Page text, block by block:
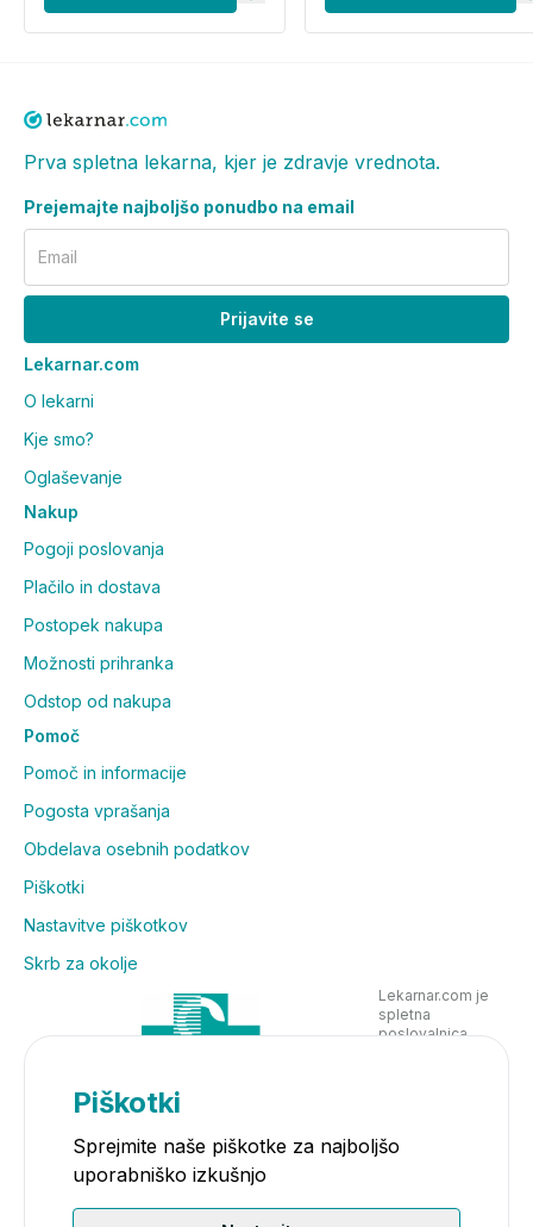
Prva spletna lekarna, kjer je zdravje vrednota.
Prejemajte najboljšo ponudbo na email
Email
Prijavite se
Lekarnar.com
O lekarni
Kje smo?
Oglaševanje
Nakup
Pogoji poslovanja
Plačilo in dostava
Postopek nakupa
Možnosti prihranka
Odstop od nakupa
Pomoč
Pomoč in informacije
Pogosta vprašanja
Obdelava osebnih podatkov
Piškotki
Nastavitve piškotkov
Skrb za okolje
Lekarnar.com je
spletna
poslovalnica
Piškotki
Sprejmite naše piškotke za najboljšo
uporabniško izkušnjo